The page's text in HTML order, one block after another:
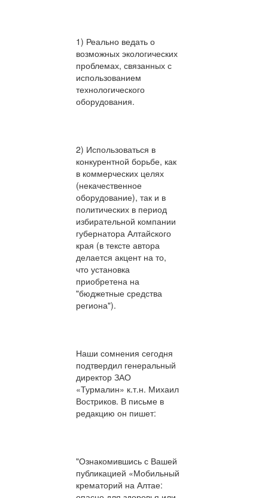
1) Реально ведать о
возможных экологических
проблемах, связанных с
использованием
технологического
оборудования.
2) Использоваться в
конкурентной борьбе, как
в коммерческих целях
(некачественное
оборудование), так и в
политических в период
избирательной компании
губернатора Алтайского
края (в тексте автора
делается акцент на то,
что установка
приобретена на
"бюджетные средства
региона").
Наши сомнения сегодня
подтвердил генеральный
директор ЗАО
«Турмалин» к.т.н. Михаил
Востриков. В письме в
редакцию он пишет:
"Ознакомившись с Вашей
публикацией «Мобильный
крематорий на Алтае: